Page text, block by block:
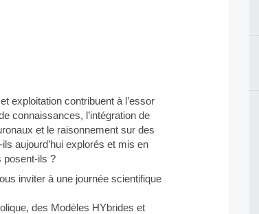
exploitation contribuent à l’essor
connaissances, l’intégration de
et le raisonnement sur des
aujourd’hui explorés et mis en
posent-ils ?
inviter à une journée scientifique
des Modèles HYbrides et